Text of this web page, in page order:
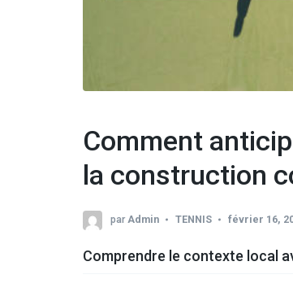
Comment
la construction
parAdmin TENNIS février 16,
Comprendre le contexte local